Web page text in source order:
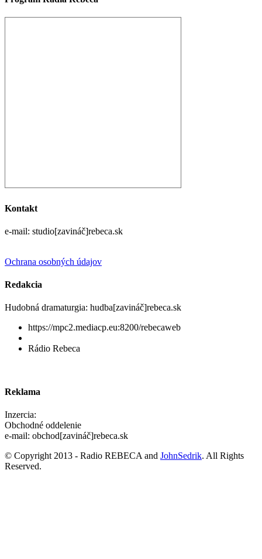
Kontakt
e-mail: studio[zavináč]rebeca.sk
Ochrana osobných údajov
Redakcia
Hudobná dramaturgia: hudba[zavináč]rebeca.sk
https://mpc2.mediacp.eu:8200/rebecaweb
Rádio Rebeca
Reklama
Inzercia:
Obchodné oddelenie
e-mail: obchod[zavináč]rebeca.sk
© Copyright 2013 - Radio REBECA and JohnSedrik. All Rights
Reserved.